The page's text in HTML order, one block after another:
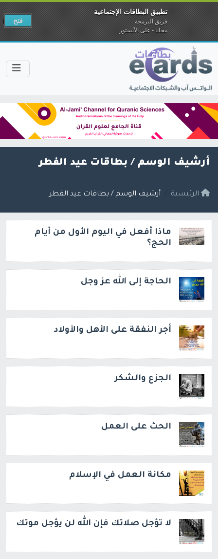
أرشيف الوسم / بطاقات عيد الفطر
الرئيسية أرشيف الوسم / بطاقات عيد الفطر
ماذا أفعل في اليوم الأول من أيام
الحج؟
الحاجة إلى الله عز وجل
أجر النفقة على الأهل والأولاد
الجزع والشكر
الحث على العمل
مكانة العمل في الإسلام
لا تؤجل صلاتك فإن الله لن يؤجل موتك
تطبيق البطاقات الإجتماعية
فريق البرمجة
مجانا - على الآبستور
فتح